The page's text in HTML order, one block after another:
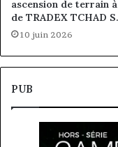
ascension de terrain
de TRADEX TCHAD
10 juin 2026
PUB